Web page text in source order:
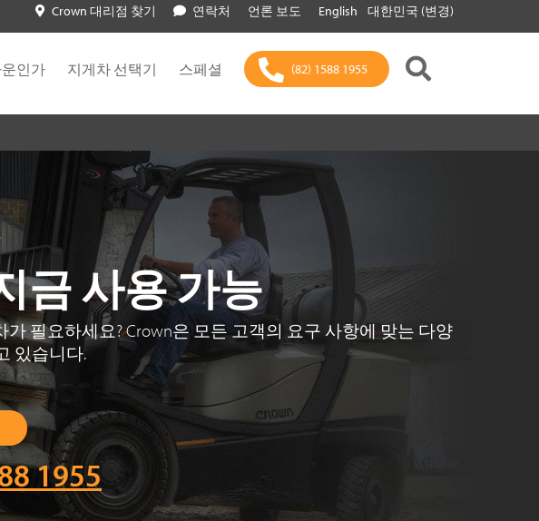
Crown 대리점 찾기 연락처 언론 보도 English 대한민국 (변경)
인가 지게차 선택기 스페셜 (82) 1588 1955
금 사용 가능
필요하세요? Crown은 모든 고객의 요구 사항에 맞는 다양
있습니다.
1955